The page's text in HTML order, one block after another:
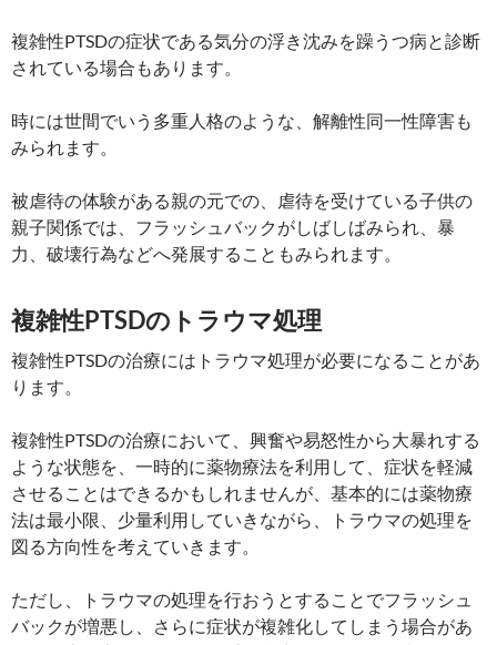
複雑性PTSDの症状である気分の浮き沈みを躁うつ病と診断
されている場合もあります。
時には世間でいう多重人格のような、解離性同一性障害も
みられます。
被虐待の体験がある親の元での、虐待を受けている子供の
親子関係では、フラッシュバックがしばしばみられ、暴
力、破壊行為などへ発展することもみられます。
複雑性PTSDのトラウマ処理
複雑性PTSDの治療にはトラウマ処理が必要になることがあ
ります。
複雑性PTSDの治療において、興奮や易怒性から大暴れする
ような状態を、一時的に薬物療法を利用して、症状を軽減
させることはできるかもしれませんが、基本的には薬物療
法は最小限、少量利用していきながら、トラウマの処理を
図る方向性を考えていきます。
ただし、トラウマの処理を行おうとすることでフラッシュ
バックが増悪し、さらに症状が複雑化してしまう場合があ